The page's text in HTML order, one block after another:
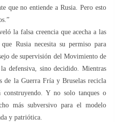
que no entiende a Rusia. Pero esto
la falsa creencia que acecha a las
Rusia necesita su permiso para
de supervisión del Movimiento de
defensiva, sino decidido. Mientras
de la Guerra Fría y Bruselas recicla
construyendo. Y no solo tanques o
más subversivo para el modelo
y patriótica.